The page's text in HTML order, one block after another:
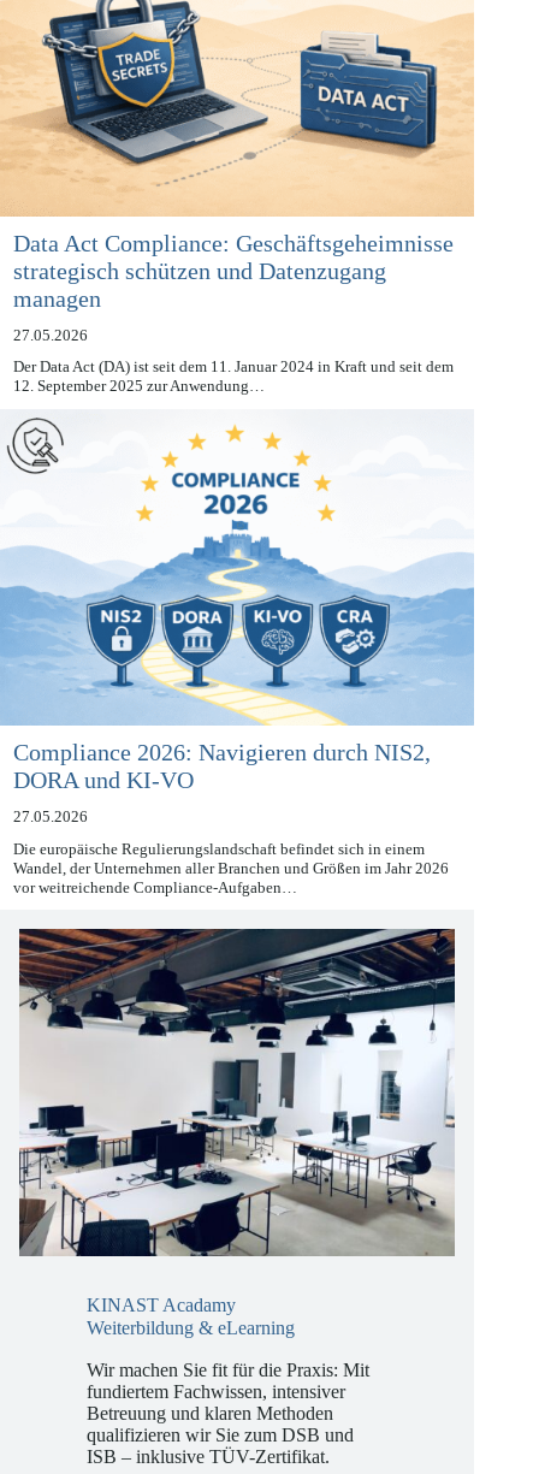
Data Act Compliance: Geschäftsgeheimnisse
strategisch schützen und Datenzugang
managen
27.05.2026
Der Data Act (DA) ist seit dem 11. Januar 2024 in Kraft und seit dem
12. September 2025 zur Anwendung…
Compliance 2026: Navigieren durch NIS2,
DORA und KI-VO
27.05.2026
Die europäische Regulierungslandschaft befindet sich in einem
Wandel, der Unternehmen aller Branchen und Größen im Jahr 2026
KINAST Acadamy
Wir machen Sie fit für die Praxis: Mit
fundiertem Fachwissen, intensiver
Betreuung und klaren Methoden
qualifizieren wir Sie zum DSB und